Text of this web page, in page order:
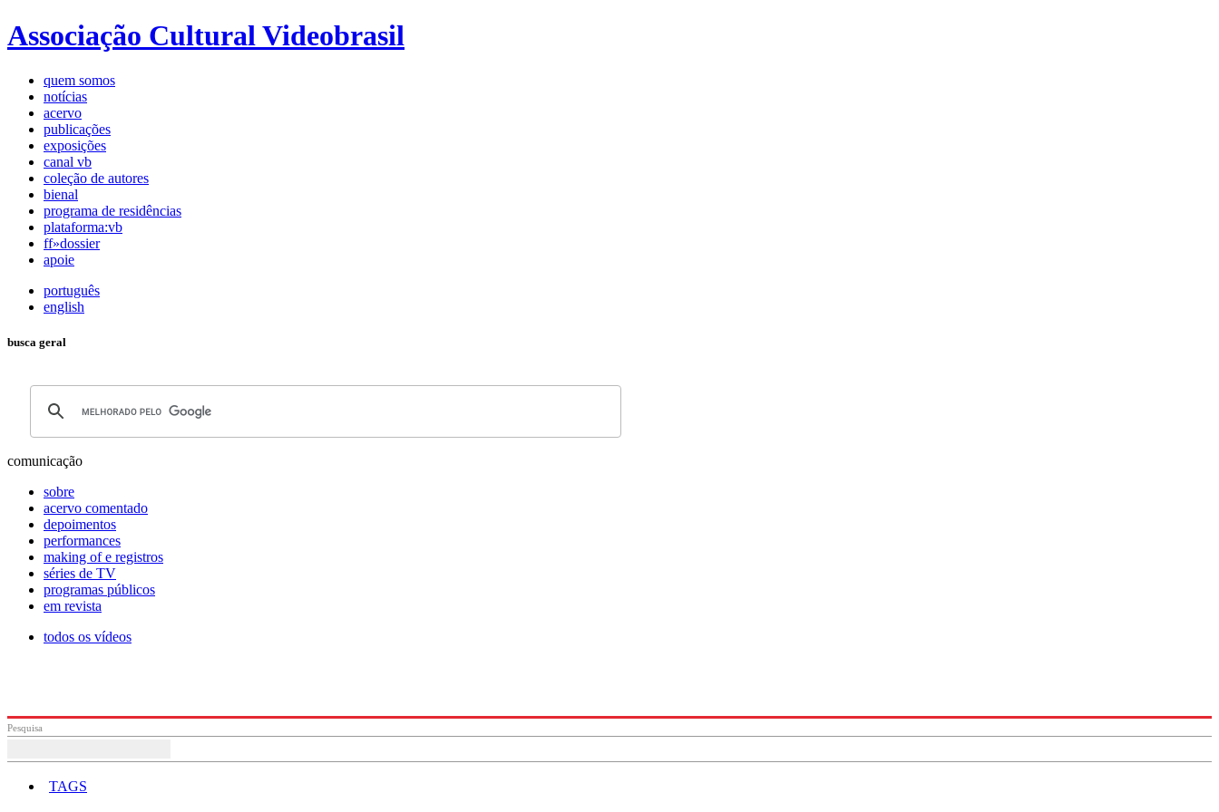
Associação Cultural Videobrasil
quem somos
notícias
acervo
publicações
exposições
canal vb
coleção de autores
bienal
programa de residências
plataforma:vb
ff»dossier
apoie
português
english
busca geral
comunicação
sobre
acervo comentado
depoimentos
performances
making of e registros
séries de TV
programas públicos
em revista
todos os vídeos
Pesquisa
TAGS